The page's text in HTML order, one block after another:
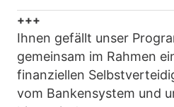
+++
Ihnen gefällt unser
gemeinsam im Rahmen
finanziellen
vom Bankensystem und